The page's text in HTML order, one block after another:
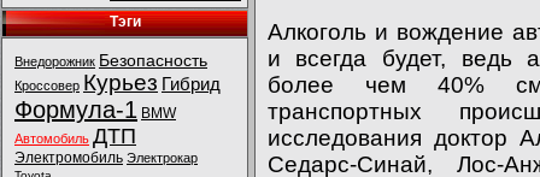
Тэги
Внедорожник Безопасность
Кроссовер Курьез Гибрид
Формула-1 BMW
Автомобиль ДТП
Электромобиль Электрокар
Алкоголь и вождение
и всегда будет, ведь
более чем 40%
транспортных
исследования доктор
Седарс-Синай, Лос-